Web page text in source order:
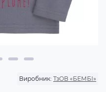
Виробник: ТзОВ «БЕМБІ»